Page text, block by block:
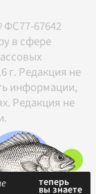
67642
в сфере
г. Редакция не
информации,
Редакция не
с